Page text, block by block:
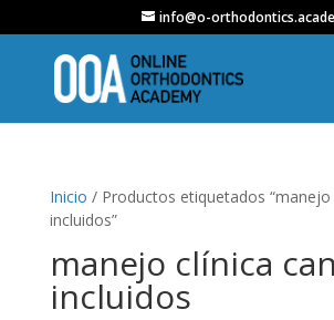
info@o-
Inicio / Productos etiquetados “manejo
incluidos”
manejo clínica
incluidos